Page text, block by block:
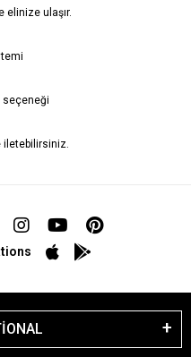
elinize ulaşır.
seçeneği
iletebilirsiniz.